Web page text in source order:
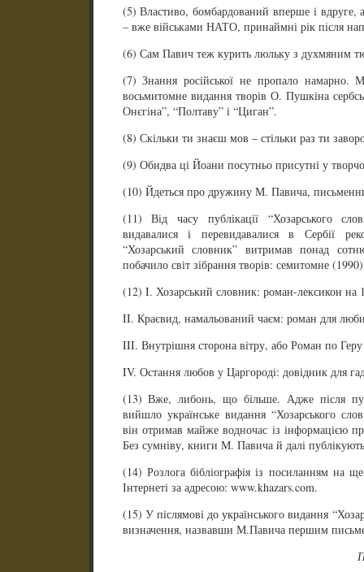
(5) Властиво, бомбардований вперше і
– вже військами НАТО, принаймні рік після
(6) Сам Павич теж курить люльку з духмяним
(7) Знання російської не пропало
восьмитомне видання творів О. Пушкіна
Онєгіна”, “Полтаву” і “Циган”.
(8) Скільки ти знаєш мов – стільки раз ти
(9) Обидва ці Йоани посутньо присутні у
(10) Йдеться про дружину М. Павича,
(11) Від часу публікації “Хозарського
видавалися і перевидавалися в Сербії
“Хозарський словник” витримав понад
побачило світ зібрання творів: семитомне
(12) I. Хозарський словник: роман-лексикон на
II. Краєвид, намальований чаєм: роман для
III. Внутрішня сторона вітру, або Роман по
IV. Остання любов у Царгороді: довідник для
(13) Вже, либонь, що більше. Адже після
вийшло українське видання “Хозарського
він отримав майже водночас із інформацією
Без сумніву, книги М. Павича й далі публікують
(14) Розлога бібліографія із посиланням на
Інтернеті за адресою: www.khazars.com.
(15) У післямові до українського видання
визначення, назвавши М.Павича першим